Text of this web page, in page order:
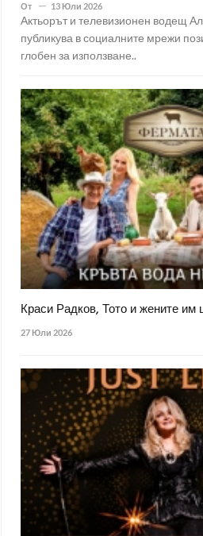
От 13 Юли 2026
Актьорът и телевизионен водещ
публикува в социалните мрежи
глобен за използване..
Краси Радков, Тото и жените им
27 Юли 2026